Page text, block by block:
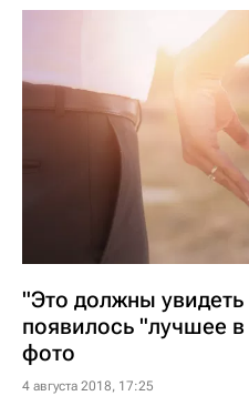
"Это должны увидеть
появилось "лучшее
фото
4 августа 2018, 17:25